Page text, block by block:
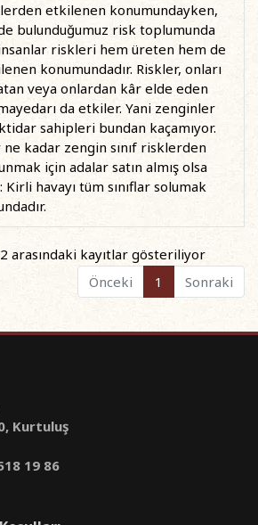
etkilenen konumundayken,
bulunduğumuz risk toplumunda
riskleri hem üreten hem de
konumundadır. Riskler, onları
veya onlardan kâr elde eden
da etkiler. Yani zenginler
sahipleri bundan kaçamıyor.
kadar zengin sınıf risklerden
için adalar satın almış olsa
Kirli havayı tüm sınıflar solumak
arasındaki kayıtlar gösteriliyor
Önceki
1 Sonraki
Kurtuluş
19 86